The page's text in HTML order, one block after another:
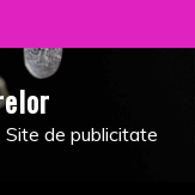
de publicitate